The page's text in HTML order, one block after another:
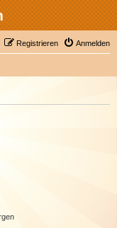
Anmelden
Registrieren